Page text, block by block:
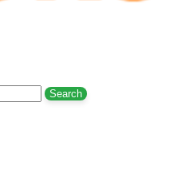
Search